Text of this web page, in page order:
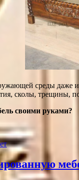
среды даже
сколы, трещины,
своими руками?